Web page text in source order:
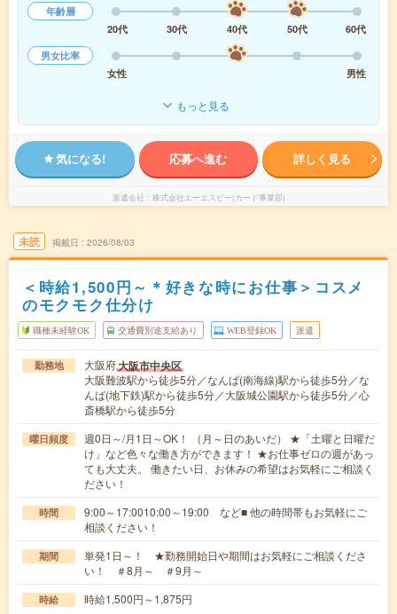
年齢層
20代
30代 40代 50代
60代
男女比率
女性
男性
もっと見る
気になる! 応募へ進む 詳しく見る
派遣会社 株式会社エーエスピー(カード事業部)
未読 掲載日 2026/08/03
＜時給1,500円～＊好きな時にお仕事＞コスメ
のモクモク仕分け
職種未経験OK 交通費別途支給あり WEB登録OK 派遣
勤務地 大阪府大阪市中央区
大阪難波駅から徒歩5分／なんば(南海線)駅から徒歩5分／な
んば(地下鉄)駅から徒歩5分／大阪城公園駅から徒歩5分／心
斎橋駅から徒歩5分
曜日頻度
週0日～/月1日～OK！ （月～日のあいだ） ★「土曜と日曜だ
け」など色々な働き方ができます！ ★お仕事ゼロの週があっ
ても大丈夫。 働きたい日、お休みの希望はお気軽にご相談く
ださい！
時間
9:00～17:0010:00～19:00 など■ 他の時間帯もお気軽にご
相談ください！
期間
単発1日～！ ★勤務開始日や期間はお気軽にご相談くださ
い！ ＃8月～ ＃9月～
時給 時給1,500円～1,875円